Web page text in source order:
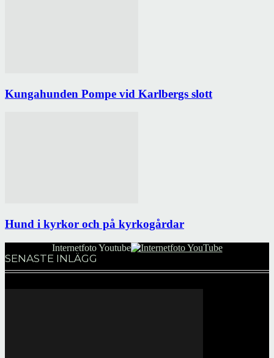
Kungahunden Pompe vid Karlbergs slott
Hund i kyrkor och på kyrkogårdar
Internetfoto Youtube
SENASTE INLÄGG